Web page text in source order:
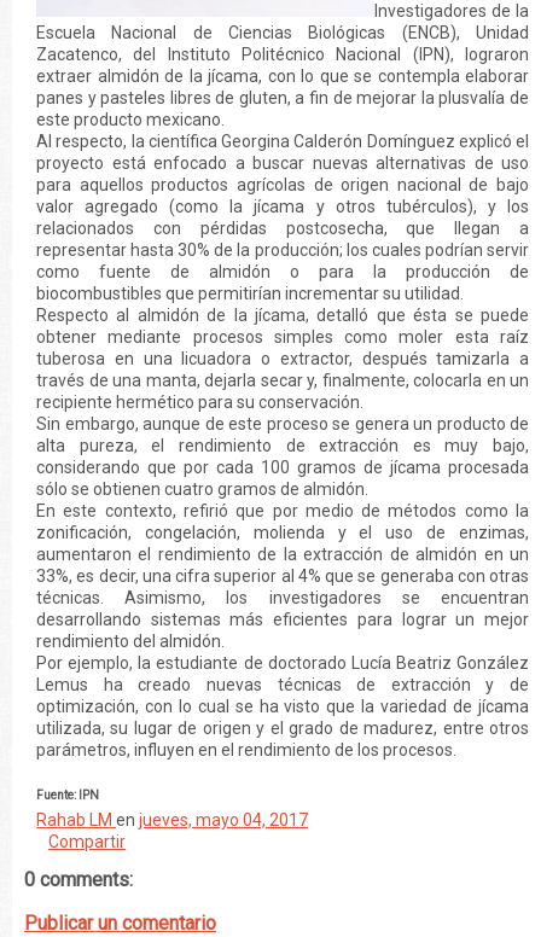
Investigadores de la
Escuela Nacional de Ciencias Biológicas (ENCB), Unidad
Zacatenco, del Instituto Politécnico Nacional (IPN), lograron
extraer almidón de la jícama, con lo que se contempla elaborar
panes y pasteles libres de gluten, a fin de mejorar la plusvalía de
este producto mexicano.
Al respecto, la científica Georgina Calderón Domínguez explicó el
proyecto está enfocado a buscar nuevas alternativas de uso
para aquellos productos agrícolas de origen nacional de bajo
valor agregado (como la jícama y otros tubérculos), y los
relacionados con pérdidas postcosecha, que llegan a
representar hasta 30% de la producción; los cuales podrían servir
como fuente de almidón o para la producción de
biocombustibles que permitirían incrementar su utilidad.
Respecto al almidón de la jícama, detalló que ésta se puede
obtener mediante procesos simples como moler esta raíz
tuberosa en una licuadora o extractor, después tamizarla a
través de una manta, dejarla secar y, finalmente, colocarla en un
recipiente hermético para su conservación.
Sin embargo, aunque de este proceso se genera un producto de
alta pureza, el rendimiento de extracción es muy bajo,
considerando que por cada 100 gramos de jícama procesada
sólo se obtienen cuatro gramos de almidón.
En este contexto, refirió que por medio de métodos como la
zonificación, congelación, molienda y el uso de enzimas,
aumentaron el rendimiento de la extracción de almidón en un
33%, es decir, una cifra superior al 4% que se generaba con otras
técnicas. Asimismo, los investigadores se encuentran
desarrollando sistemas más eficientes para lograr un mejor
rendimiento del almidón.
Por ejemplo, la estudiante de doctorado Lucía Beatriz González
Lemus ha creado nuevas técnicas de extracción y de
optimización, con lo cual se ha visto que la variedad de jícama
utilizada, su lugar de origen y el grado de madurez, entre otros
parámetros, influyen en el rendimiento de los procesos.
Fuente: IPN
Rahab LM en jueves, mayo 04, 2017
Compartir
0 comments:
Publicar un comentario